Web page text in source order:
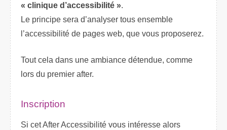
« clinique d’accessibilité ».
Le principe sera d’analyser tous ensemble
l’accessibilité de pages web, que vous proposerez.
Tout cela dans une ambiance détendue, comme
lors du premier after.
Inscription
Si cet After Accessibilité vous intéresse alors